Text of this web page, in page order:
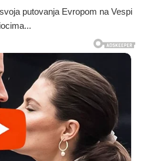
putovanja Evropom na Vespi